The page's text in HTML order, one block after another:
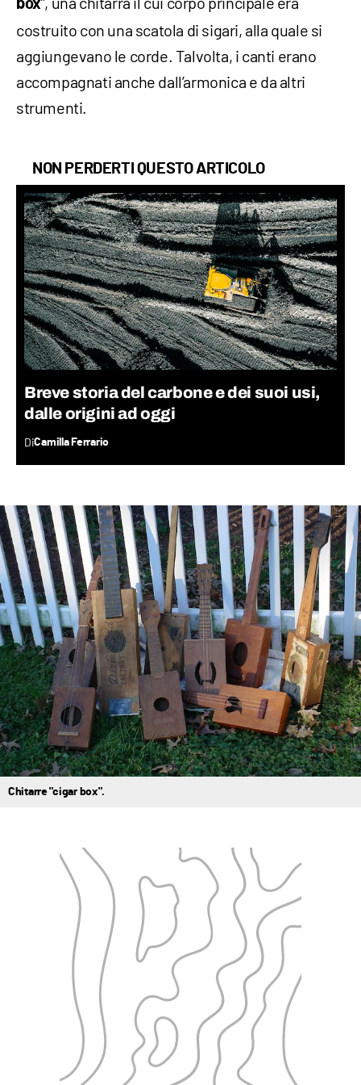
box
costruito con una scatola di sigari, alla quale si
aggiungevano le corde. Talvolta, i canti erano
accompagnati anche dall’armonica e da altri
strumenti.
NON PERDERTI QUESTO ARTICOLO
Breve storia del carbone e dei suoi usi,
dalle origini ad oggi
DiCamilla Ferrario
Chitarre "cigar box".